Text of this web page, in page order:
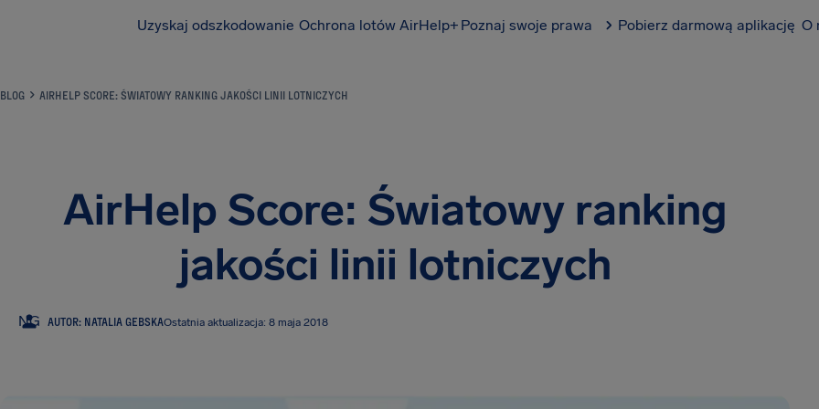
Uzyskaj odszkodowanie Ochrona lotów AirHelp+ Poznaj swoje prawa Pobierz darmową aplikację O
BLOG AIRHELP SCORE: ŚWIATOWY RANKING JAKOŚCI LINII LOTNICZYCH
AirHelp Score: Światowy ranking
jakości linii lotniczych
NG AUTOR: NATALIA GEBSKAOstatnia aktualizacja: 8 maja 2018